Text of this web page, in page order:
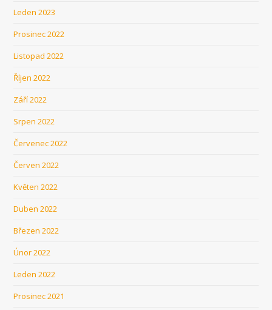
Leden 2023
Prosinec 2022
Listopad 2022
Říjen 2022
Září 2022
Srpen 2022
Červenec 2022
Červen 2022
Květen 2022
Duben 2022
Březen 2022
Únor 2022
Leden 2022
Prosinec 2021